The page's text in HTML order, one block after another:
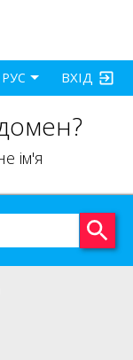
ВХІД
РУС
ім'я